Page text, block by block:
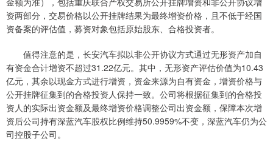
资两部分，交易价格以公开挂牌结果为最终增资价格，且不低于经国
资备案的评估值，募资对象包括原始股东、合格投资者。
值得注意的是，长安汽车拟以非公开协议方式通过无形资产加自
有资金合计增资不超过31.22亿元。其中，无形资产评估价值为10.43
亿元，其余以现金方式进行增资，资金来源为自有资金，增资价格与
公开挂牌征集到的合格投资人保持一致。公司将根据征集到的合格投
资人的实际出资金额及最终增资价格调整公司出资金额，保障本次增
资后公司持有深蓝汽车股权比例维持50.9959%不变，深蓝汽车仍为公
司控股子公司。